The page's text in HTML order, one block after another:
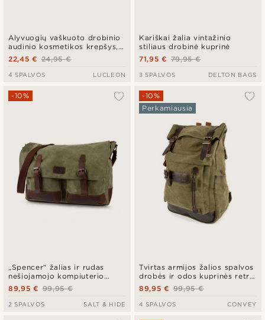
Alyvuogių vaškuoto drobinio
audinio kosmetikos krepšys,
mini
24,95 €
22,45 €
4 SPALVOS LUCLEON
Kariškai žalia vintažinio
stiliaus drobinė kuprinė
79,95 €
71,95 €
3 SPALVOS DELTON BAGS
„Spencer“ žalias ir rudas
nešiojamojo kompiuterio
krepšys
-10%
99,95 €
89,95 €
2 SPALVOS SALT & HIDE
Tvirtas armijos žalios spalvos
drobės ir odos kuprinės retro
stiliaus krepšys
-10%
Perkamiausia
99,95 €
89,95 €
4 SPALVOS CONVEY